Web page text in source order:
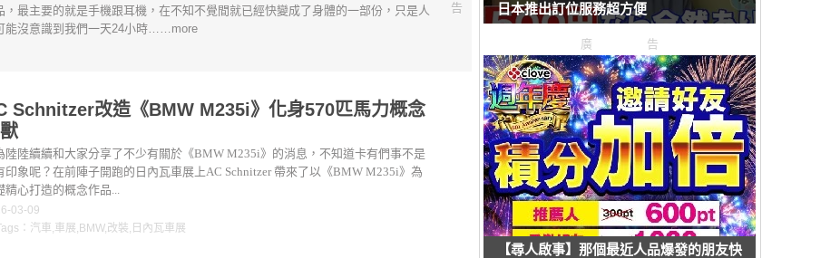
，最主要的就是手機跟耳機，在不知不覺間就已經快變成了身體的一部份，只是人
能沒意識到我們一天24小時……more
告
Schnitzer改造《BMW M235i》化身570匹馬力概念
陸陸續續和大家分享了不少有關於《BMW M235i》的消息，不知道卡有們事不是
印象呢？在前陣子開跑的日內瓦車展上AC Schnitzer 帶來了以《BMW M235i》為
精心打造的概念作品...
03-09
： 汽車,車展, BMW,改裝, 日內瓦車展
日本推出訂位服務超方便
廣告
【尋人啟事】那個最近人品爆發的朋友快